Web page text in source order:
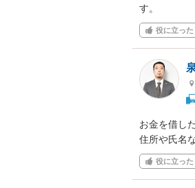
す。
役に立った
お金を借し
住所や氏名
役に立った